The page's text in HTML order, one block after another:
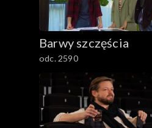
Barwy szczęścia
odc. 2590